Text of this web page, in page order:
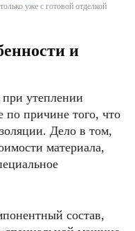
уже с готовой отделкой
и
при утеплении
по причине того, что
Дело в том,
материала,
состав,